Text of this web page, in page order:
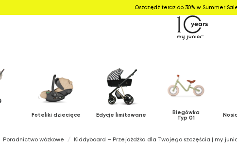
Oszczędź teraz do 30% w Summer
Foteliki dziecięce Edycje limitowane Biegówka
Typ 01
Poradnictwo wózkowe Kiddyboard – Przejażdżka dla Twojego szczęścia | my